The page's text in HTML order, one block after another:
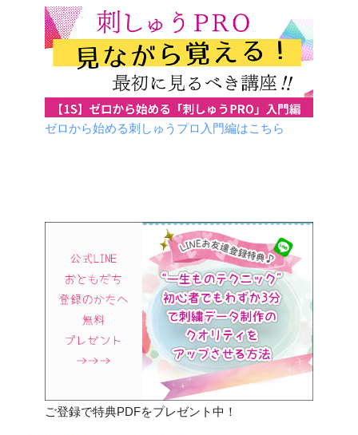
ゼロから始める刺しゅうプロ入門編はこちら
ご登録で特典PDFをプレゼント中！